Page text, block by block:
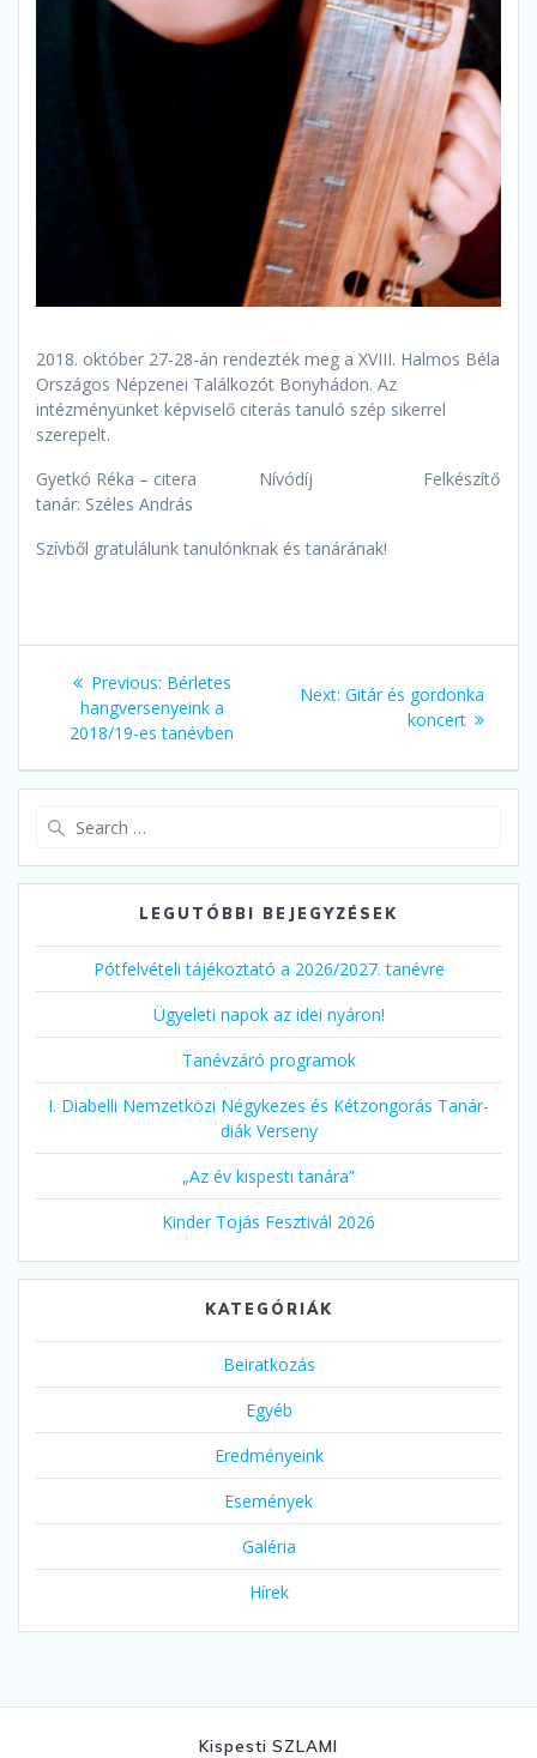
2018. október 27-28-án rendezték meg a XVIII. Halmos Béla
Országos Népzenei Találkozót Bonyhádon. Az
intézményünket képviselő citerás tanuló szép sikerrel
szerepelt.
Gyetkó Réka – citera Nívódíj Felkészítő
tanár: Széles András
Szívből gratulálunk tanulónknak és tanárának!
Bejegyzés
navigáció
Previous: Previous
post:
Bérletes
hangversenyeink a
2018/19-es tanévben
Next: Next
Gitár és gordonka
koncert
LEGUTÓBBI BEJEGYZÉSEK
Pótfelvételi tájékoztató a 2026/2027. tanévre
Ügyeleti napok az idei nyáron!
Tanévzáró programok
I. Diabelli Nemzetközi Négykezes és Kétzongorás Tanár-
diák Verseny
„Az év kispesti tanára”
Kinder Tojás Fesztivál 2026
KATEGÓRIÁK
Beiratkozás
Egyéb
Eredményeink
Események
Galéria
Hírek
Kispesti SZLAMI